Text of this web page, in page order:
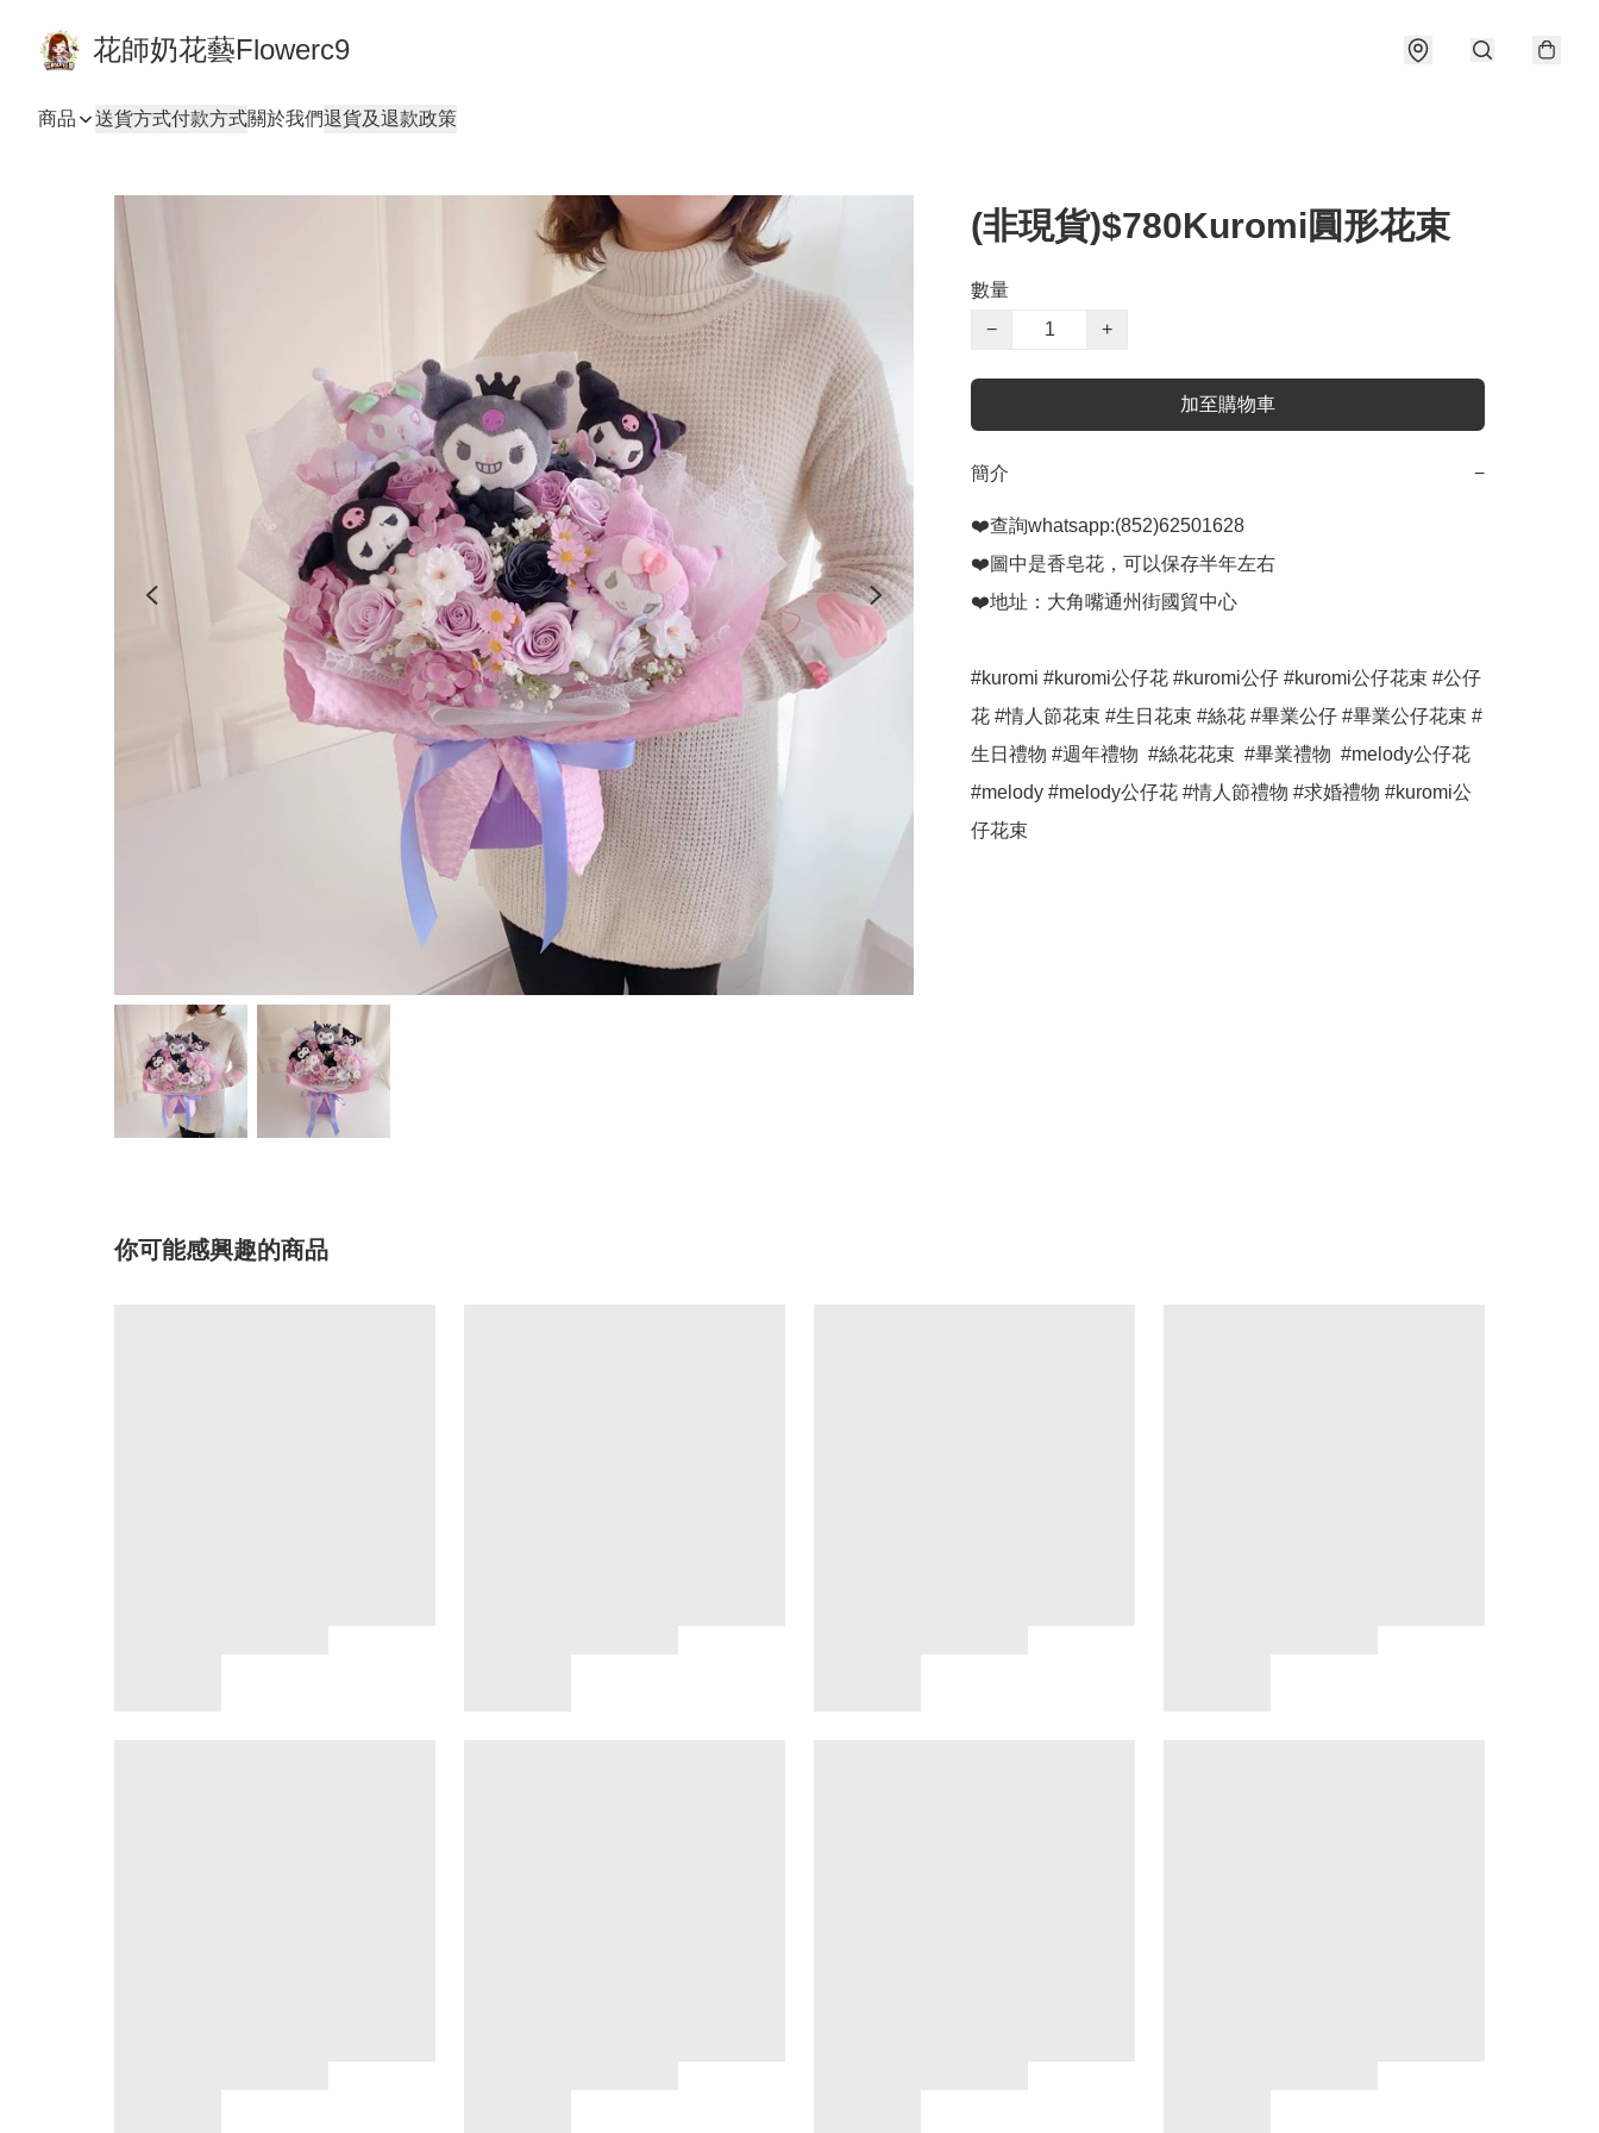
花師奶花藝Flowerc9
商品 送貨方式付款方式關於我們退貨及退款政策
(非現貨)$780Kuromi圓形花束
數量
−
+
加至購物車
簡介 −
❤️查詢whatsapp:(852)62501628
❤️圖中是香皂花，可以保存半年左右
❤️地址：大角嘴通州街國貿中心
#kuromi #kuromi公仔花 #kuromi公仔 #kuromi公仔花束 #公仔
花 #情人節花束 #生日花束 #絲花 #畢業公仔 #畢業公仔花束 #
生日禮物 #週年禮物  #絲花花束  #畢業禮物  #melody公仔花
#melody #melody公仔花 #情人節禮物 #求婚禮物 #kuromi公
仔花束
你可能感興趣的商品